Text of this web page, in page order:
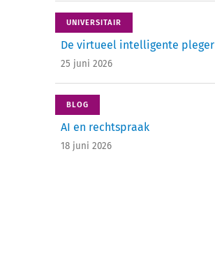
UNIVERSITAIR
De virtueel intelligente pleger
25 juni 2026
BLOG
AI en rechtspraak
18 juni 2026